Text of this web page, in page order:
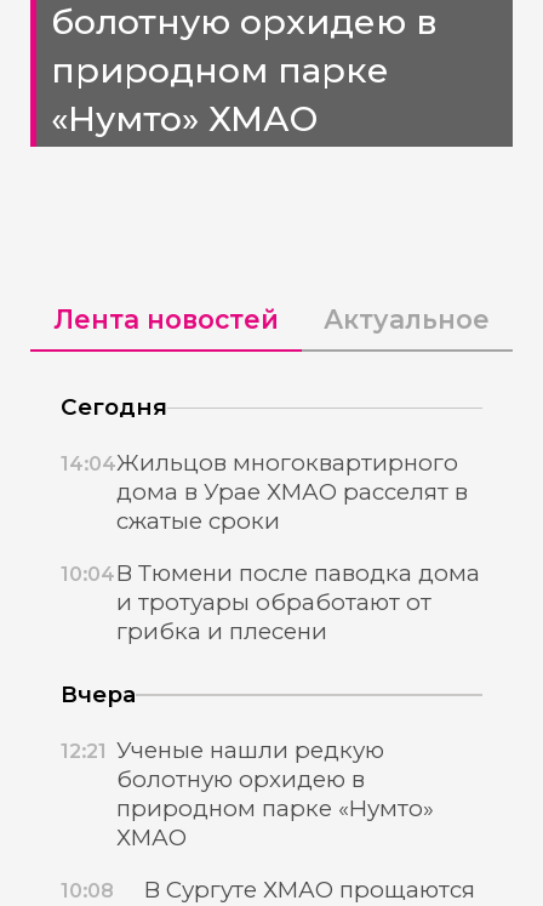
болотную орхидею в
природном парке
«Нумто» ХМАО
Лента новостей Актуальное
Сегодня
14:04Жильцов многоквартирного
дома в Урае ХМАО расселят в
сжатые сроки
10:04В Тюмени после паводка дома
и тротуары обработают от
грибка и плесени
Вчера
12:21 Ученые нашли редкую
болотную орхидею в
природном парке «Нумто»
ХМАО
10:08
В Сургуте ХМАО прощаются